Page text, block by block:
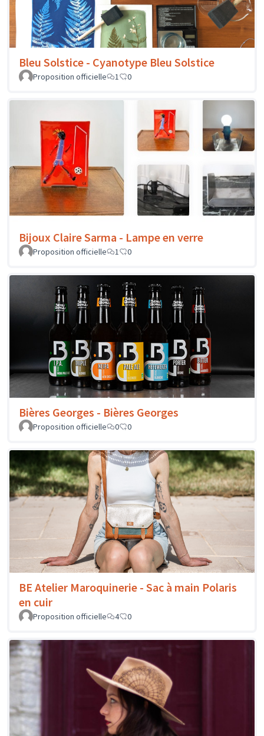
Bleu Solstice - Cyanotype Bleu Solstice
Proposition officielle 1 0
Bijoux Claire Sarma - Lampe en verre
Proposition officielle 1 0
Bières Georges - Bières Georges
Proposition officielle 0 0
BE Atelier Maroquinerie - Sac à main Polaris
en cuir
Proposition officielle 4 0